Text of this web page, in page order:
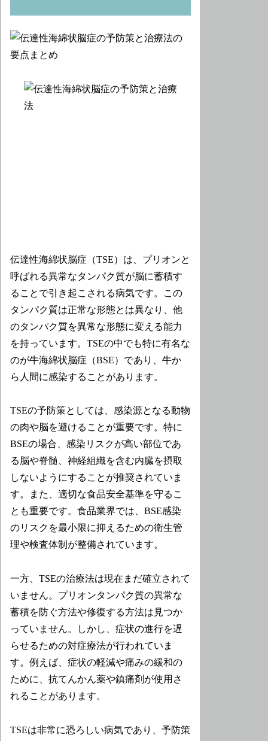
伝達性海綿状脳症（TSE）は、プリオンと
呼ばれる異常なタンパク質が脳に蓄積す
ることで引き起こされる病気です。この
タンパク質は正常な形態とは異なり、他
のタンパク質を異常な形態に変える能力
を持っています。TSEの中でも特に有名な
のが牛海綿状脳症（BSE）であり、牛か
ら人間に感染することがあります。
TSEの予防策としては、感染源となる動物
の肉や脳を避けることが重要です。特に
BSEの場合、感染リスクが高い部位であ
る脳や脊髄、神経組織を含む内臓を摂取
しないようにすることが推奨されていま
す。また、適切な食品安全基準を守るこ
とも重要です。食品業界では、BSE感染
のリスクを最小限に抑えるための衛生管
理や検査体制が整備されています。
一方、TSEの治療法は現在まだ確立されて
いません。プリオンタンパク質の異常な
蓄積を防ぐ方法や修復する方法は見つか
っていません。しかし、症状の進行を遅
らせるための対症療法が行われていま
す。例えば、症状の軽減や痛みの緩和の
ために、抗てんかん薬や鎮痛剤が使用さ
れることがあります。
TSEは非常に恐ろしい病気であり、予防策